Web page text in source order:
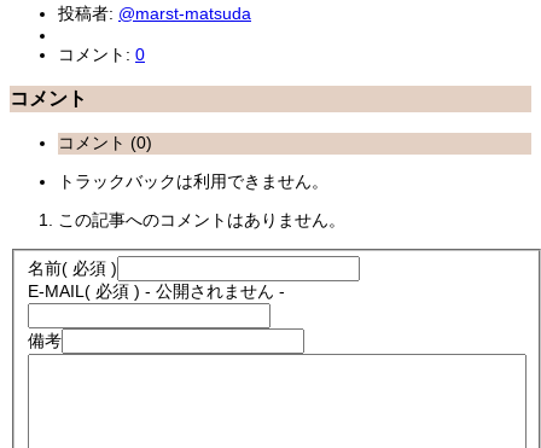
投稿者: @marst-matsuda
コメント: 0
コメント
コメント (0)
トラックバックは利用できません。
この記事へのコメントはありません。
名前( 必須 )
E-MAIL( 必須 ) - 公開されません -
備考